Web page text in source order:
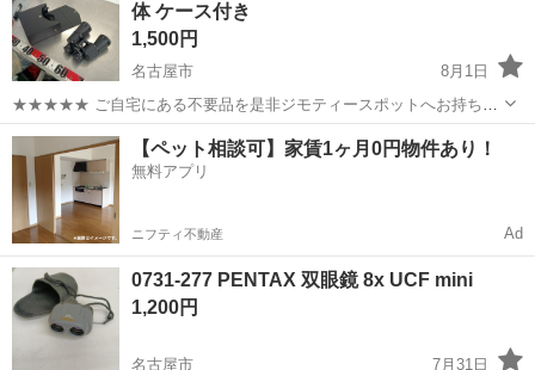
ットへお持...
体 ケース付き
1,500円
名古屋市
8月1日
★★★★★ ご自宅にある不要品を是非ジモティースポットへお持ち込
みしませんか？ 家電、趣味・スポーツ・レジャー用品、こども用品、
衣料服飾品、生活雑貨、家具、本、CD・DVDなどが無料でまとめて持
ち込めます！ ※詳細はこ...
愛知 名古屋市 望遠鏡、顕微鏡 双眼鏡
【ペット相談可】家賃1ヶ月0円物件あり！
無料アプリ
ニフティ不動産 Ad
0731-277 PENTAX 双眼鏡 8x UCF mini
1,200円
名古屋市 7月31日